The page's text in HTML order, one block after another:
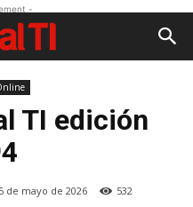
-
TI edición
de mayo de 2026 532